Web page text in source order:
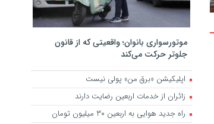
موتورسواری بانوان؛ واقعیتی که از قانون
جلوتر حرکت می‌کند
اپلیکیشن «برق من» پولی نیست
زائران از خدمات اربعین رضایت دارند
راه جدید هوایی به اربعین ۳۰ میلیون تومان